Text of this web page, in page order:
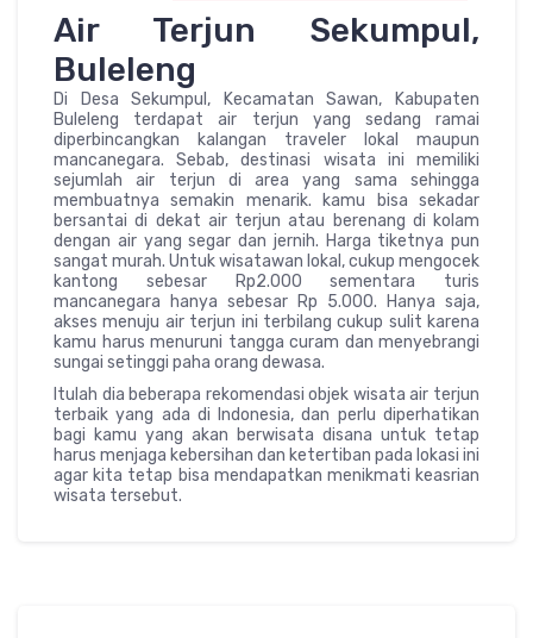
Air Terjun Sekumpul,
Buleleng
Di Desa Sekumpul, Kecamatan Sawan, Kabupaten
Buleleng terdapat air terjun yang sedang ramai
diperbincangkan kalangan traveler lokal maupun
mancanegara. Sebab, destinasi wisata ini memiliki
sejumlah air terjun di area yang sama sehingga
membuatnya semakin menarik. kamu bisa sekadar
bersantai di dekat air terjun atau berenang di kolam
dengan air yang segar dan jernih. Harga tiketnya pun
sangat murah. Untuk wisatawan lokal, cukup mengocek
kantong sebesar Rp2.000 sementara turis
mancanegara hanya sebesar Rp 5.000. Hanya saja,
akses menuju air terjun ini terbilang cukup sulit karena
kamu harus menuruni tangga curam dan menyebrangi
sungai setinggi paha orang dewasa.
Itulah dia beberapa rekomendasi objek wisata air terjun
terbaik yang ada di Indonesia, dan perlu diperhatikan
bagi kamu yang akan berwisata disana untuk tetap
harus menjaga kebersihan dan ketertiban pada lokasi ini
agar kita tetap bisa mendapatkan menikmati keasrian
wisata tersebut.